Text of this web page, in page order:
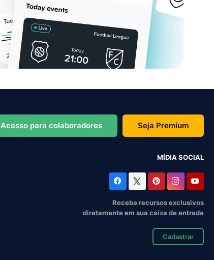
Acesso para colaboradores Seja Premium
MÍDIA SOCIAL
Receba recursos exclusivos
diretamente em sua caixa de entrada
Cadastrar